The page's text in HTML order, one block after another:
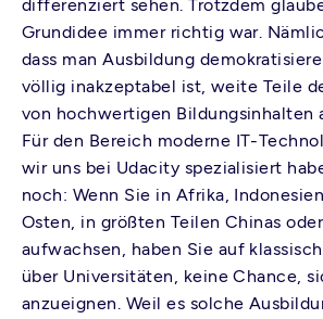
differenziert sehen. Trotzdem
Grundidee immer richtig war.
dass man Ausbildung
völlig inakzeptabel ist, weite Teile
von hochwertigen Bildungsinhalten
Für den Bereich moderne IT-
wir uns bei Udacity spezialisiert
noch: Wenn Sie in Afrika,
Osten, in größten Teilen Chinas
aufwachsen, haben Sie auf
über Universitäten, keine Chance,
anzueignen. Weil es solche